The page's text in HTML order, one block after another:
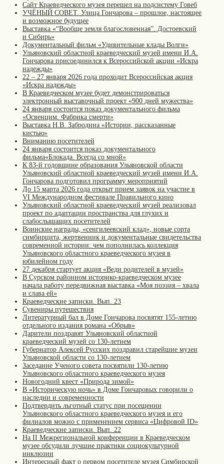
Сайт Краеведческого музея перешел на подсистему Говеб
УЧЁНЫЙ СОВЕТ. Улица Гончарова – прошлое, настоящее
и возможное будущее
Выставка «“Вообще земля благословенная”. Достоевский
и Сибирь»
Документальный фильм «Удивительные клады Волги»
Ульяновский областной краеведческий музей имени И.А.
Гончарова присоединился к Всероссийской акции «Искра
надежды»
22 – 27 января 2026 года проходит Всероссийская акция
«Искра надежды»
В Краеведческом музее будет демонстрироваться
электронный выставочный проект «900 дней мужества»
24 января состоится показ документального фильма
«Освенцим. Фабрика смерти»
Выставка Н.В. Забродина «Истории, рассказанные
кистью»
Вниманию посетителей
24 января состоится показ документального
фильма«Блокада. Всегда со мной»
К 83-й годовщине образования Ульяновской области
Ульяновский областной краеведческий музей имени И.А.
Гончарова подготовил программу мероприятий
До 15 марта 2026 года открыт прием заявок на участие в
VI Международном фестивале Правильного кино
Ульяновский областной краеведческий музей реализовал
проект по адаптации пространства для глухих и
слабослышащих посетителей
Воинские награды, «сенгилеевский клад», новые сорта
симбирцита, жертвенник и документальные свидетельства
современной истории: чем пополнилась коллекция
Ульяновского областного краеведческого музея в
юбилейном году
27 декабря стартует акция «Веди родителей в музей»
В Сурском районном историко-краеведческом музее
начала работу передвижная выставка «Моя поэзия – хвала
и слава ей»
Краеведческие записки. Вып. 23
Сувениры путешествия
Литературный бал в Доме Гончарова посвятят 155-летию
отдельного издания романа «Обрыв»
Дарители поздравят Ульяновский областной
краеведческий музей со 130-летием
Губернатор Алексей Русских поздравил старейшие музеи
Ульяновской области со 130-летием
Заседание Ученого совета посвятили 130-летию
Ульяновского областного краеведческого музея
Новогодний квест «Природа зимой»
В «Историческую ночь» в Доме Гончаровых говорили о
наследии и современности
Подтвердить льготный статус при посещении
Ульяновского областного краеведческого музея и его
филиалов можно с применением сервиса «Цифровой ID»
Краеведческие записки. Вып. 22
На II Межрегиональной конференции в Краеведческом
музее обсудили лучшие практики социокультурной
инклюзии
Интересный факт о первом посетителе музея Симбирской